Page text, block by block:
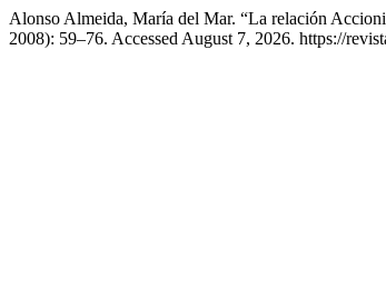
Alonso Almeida, María del Mar. “La relación
2008): 59–76. Accessed August 7, 2026. https://